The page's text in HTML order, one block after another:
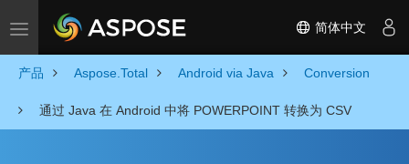
Toggle navigation 简体中文
产品 Aspose.Total Android via Java Conversion
通过 Java 在 Android 中将 POWERPOINT 转换为 CSV